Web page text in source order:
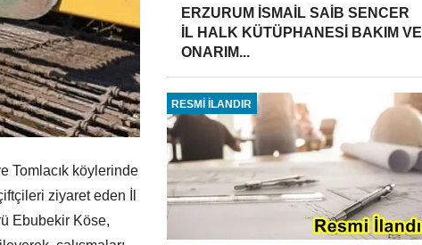
Tomlacık köylerinde
ziyaret eden İl
Ebubekir Köse,
ERZURUM İSMAİL SAİB SENCER
İL HALK KÜTÜPHANESİ BAKIM VE
ONARIM...
RESMİ İLANDIR